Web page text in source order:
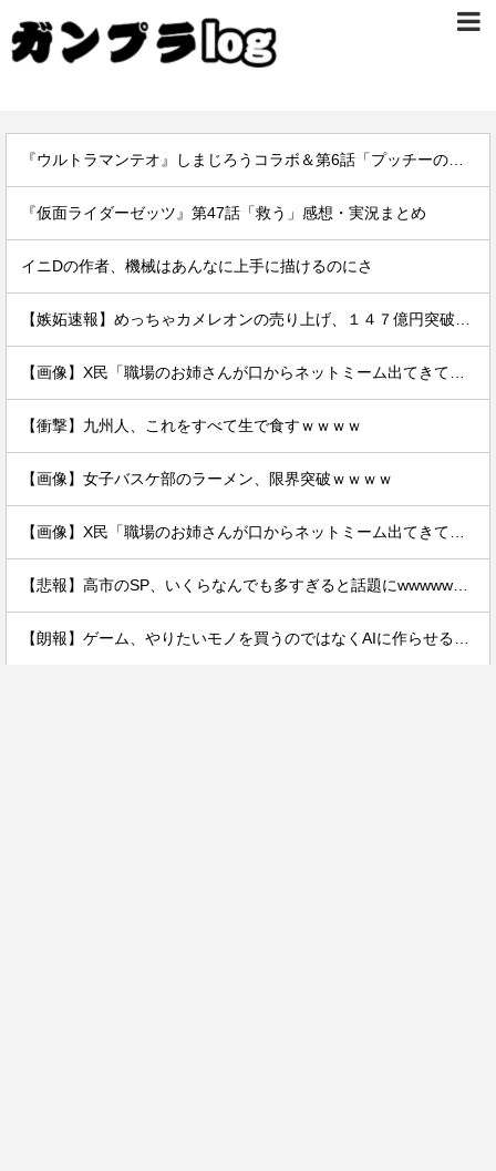
『仮面ライダーゼッツ』第47話「救う」感想・実況まとめ
イニDの作者、機械はあんなに上手に描けるのにさ
【衝撃】九州人、これをすべて生で食すｗｗｗｗ
【画像】女子バスケ部のラーメン、限界突破ｗｗｗｗ